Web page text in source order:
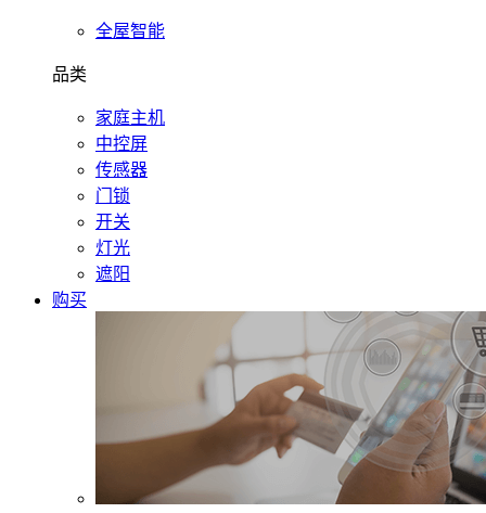
全屋智能
品类
家庭主机
中控屏
传感器
门锁
开关
灯光
遮阳
购买